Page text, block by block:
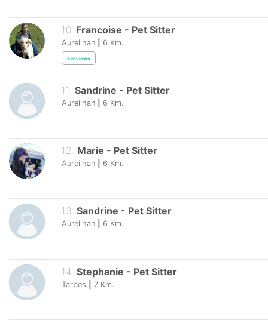
10. Francoise - Pet Sitter
Aureilhan 6 Km.
5 reviews
11 Sandrine - Pet Sitter
Aureilhan 6 Km.
12. Marie - Pet Sitter
Aureilhan 6 Km.
13. Sandrine - Pet Sitter
Aureilhan 6 Km.
14 Stephanie - Pet Sitter
Tarbes 7 Km.